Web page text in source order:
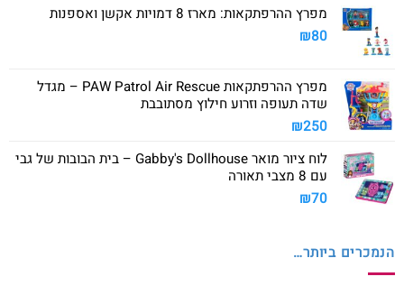
מפרץ ההרפתקאות: מארז 8 דמויות אקשן ואספנות
₪80
מפרץ ההרפתקאות PAW Patrol Air Rescue – מגדל
שדה תעופה וזרוע חילוץ מסתובבת
₪250
לוח ציור מואר Gabby's Dollhouse – בית הבובות של גבי
עם 8 מצבי תאורה
₪70
הנמכרים ביותר…